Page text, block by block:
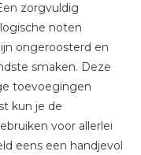
zorgvuldig
noten
ongeroosterd en
smaken. Deze
toevoegingen
kun je de
voor allerlei
eens een handjevol